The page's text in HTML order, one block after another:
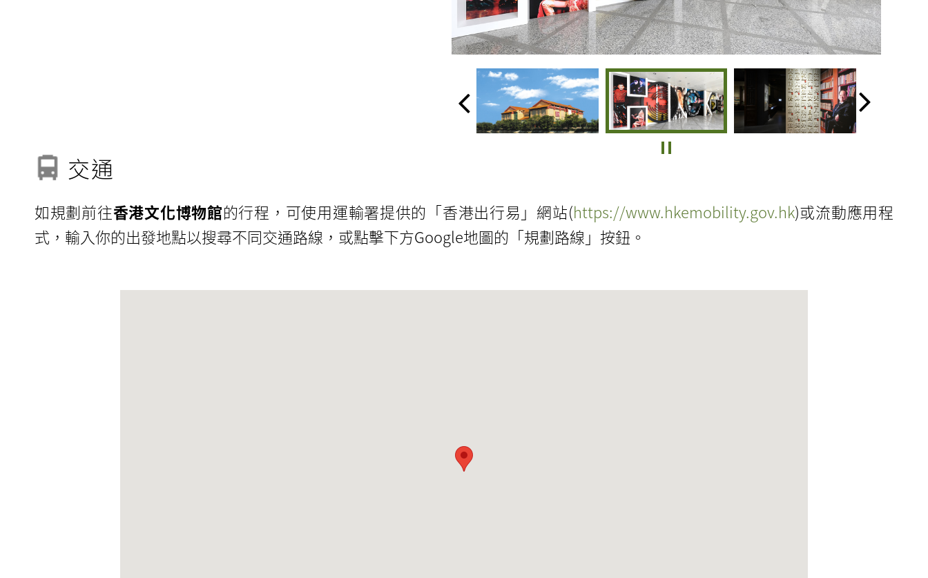
交通
如規劃前往香港文化博物館的行程，可使用運輸署提供的「香港出行易」網站(https://www.hkemobility.gov.hk)或流動應用程
式，輸入你的出發地點以搜尋不同交通路線，或點擊下方Google地圖的「規劃路線」按鈕。